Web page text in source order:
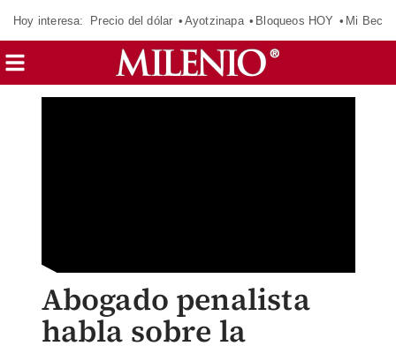
Hoy interesa: Precio del dólar Ayotzinapa Bloqueos HOY Mi Beca
Abogado penalista
habla sobre la